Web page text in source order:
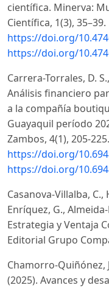
científica. Minerva:
Científica, 1(3), 35–39.
https://doi.org/
https://doi.org/
Carrera-Torrales, D.
Análisis financiero
a la compañía
Guayaquil período
Zambos, 4(1), 205-225.
https://doi.org/
https://doi.org/
Casanova-Villalba,
Enríquez, G.,
Estrategia y Ventaja
Editorial Grupo
Chamorro-Quiñónez,
(2025). Avances y